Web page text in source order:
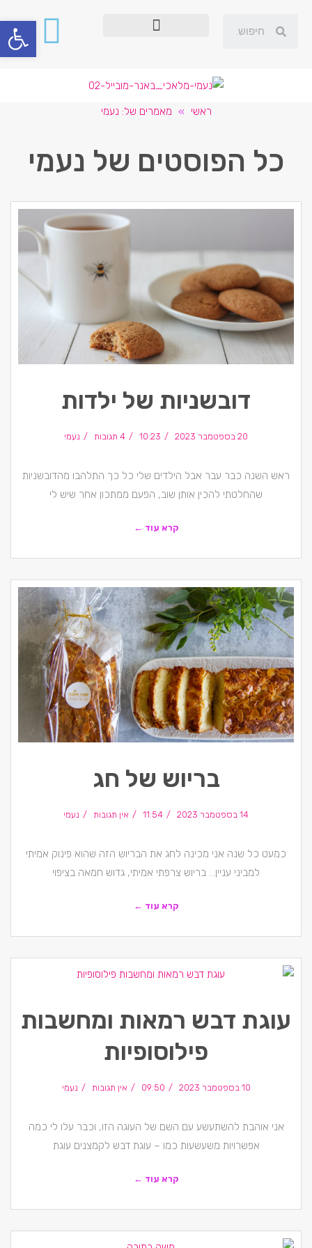
פתח
ראשי » מאמרים של: נעמי
כל הפוסטים של נעמי
דובשניות של ילדות
20 בספטמבר 2023 10:23 4 תגובות נעמי
ראש השנה כבר עבר אבל הילדים שלי כל כך התלהבו מהדובשניות
שהחלטתי להכין אותן שוב, הפעם ממתכון אחר שיש לי
קרא עוד ←
בריוש של חג
14 בספטמבר 2023 11:54 אין תגובות נעמי
כמעט כל שנה אני מכינה לחג את הבריוש הזה שהוא פינוק אמיתי
למביני עניין… בריוש צרפתי אמיתי, גדוש חמאה בציפוי
קרא עוד ←
עוגת דבש רמאות ומחשבות
פילוסופיות
10 בספטמבר 2023 09:50 אין תגובות נעמי
אני אוהבת להשתעשע עם השם של העוגה הזו, וכבר עלו לי כמה
אפשרויות משעשעות כמו – עוגת דבש לקמצנים עוגת
קרא עוד ←